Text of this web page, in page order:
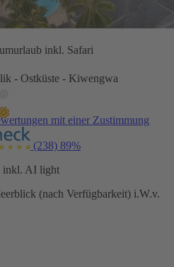
inkl. Safari
- Ostküste - Kiwengwa
mit einer Zustimmung
(238) 89%
inkl. AI light
(nach Verfügbarkeit) i.W.v.